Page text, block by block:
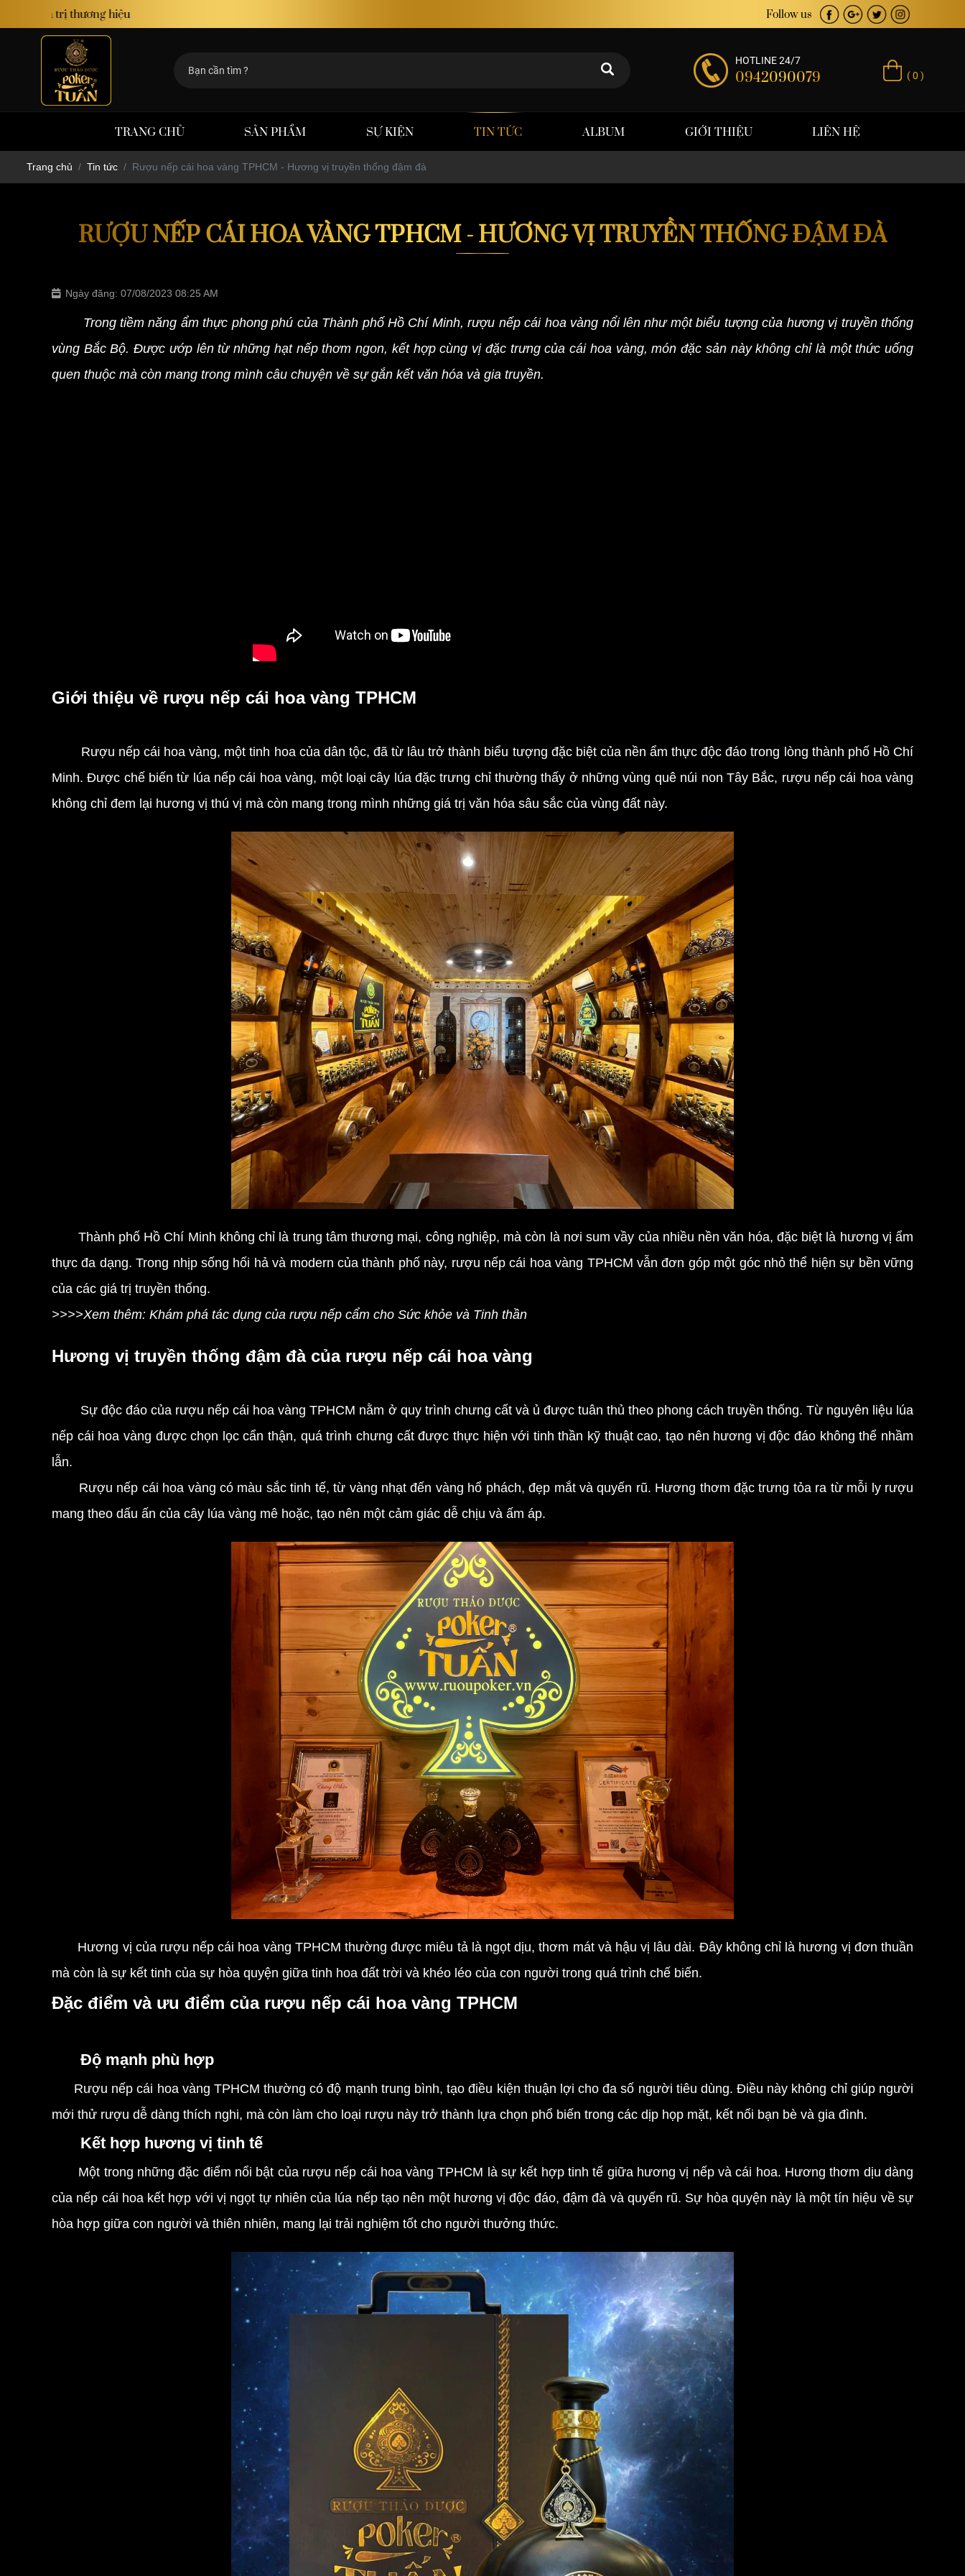
Follow us
HOTLINE 24/7
0942090079 ( 0 )
TRANG CHỦ SẢN PHẨM SỰ KIỆN TIN TỨC ALBUM GIỚI THIỆU LIÊN HỆ
Trang chủ Tin tức Rượu nếp cái hoa vàng TPHCM - Hương vị truyền thống đậm đà
RƯỢU NẾP CÁI HOA VÀNG TPHCM - HƯƠNG VỊ TRUYỀN THỐNG ĐẬM ĐÀ
Ngày đăng: 07/08/2023 08:25 AM
Trong tiềm năng ẩm thực phong phú của Thành phố Hồ Chí Minh,rượu nếp cáihoa vàng nổi lên như một biểu tượng của hương vị truyền thống
vùng Bắc Bộ. Được ướp lên từ những hạt nếp thơm ngon, kết hợp cùng vị đặc trưng của cái hoa vàng, món đặc sản này không chỉ là một thức uống
quen thuộc mà còn mang trong mình câu chuyện về sự gắn kết văn hóa và gia truyền.
Giới thiệu về rượu nếp cái hoa vàng TPHCM
Rượu nếp cái hoa vàng, một tinh hoa của dân tộc, đã từ lâu trở thành biểu tượng đặc biệt của nền ẩm thực độc đáo trong lòng thành phố Hồ Chí
Minh. Được chế biến từ lúa nếp cái hoa vàng, một loại cây lúa đặc trưng chỉ thường thấy ở những vùng quê núi non Tây Bắc, rượu nếp cái hoa vàng
không chỉ đem lại hương vị thú vị mà còn mang trong mình những giá trị văn hóa sâu sắc của vùng đất này.
Thành phố Hồ Chí Minh không chỉ là trung tâm thương mại, công nghiệp, mà còn là nơi sum vầy của nhiều nền văn hóa, đặc biệt là hương vị ẩm
thực đa dạng. Trong nhịp sống hối hả và modern của thành phố này, rượu nếp cái hoa vàng TPHCM vẫn đơn góp một góc nhỏ thể hiện sự bền vững
của các giá trị truyền thống.
>>>>Xem thêm: Khám phá tác dụng của rượu nếp cẩm cho Sức khỏe và Tinh thần
Hương vị truyền thống đậm đà của rượu nếp cái hoa vàng
Sự độc đáo của rượu nếp cái hoa vàng TPHCM nằm ở quy trình chưng cất và ủ được tuân thủ theo phong cách truyền thống. Từ nguyên liệu lúa
nếp cái hoa vàng được chọn lọc cẩn thận, quá trình chưng cất được thực hiện với tinh thần kỹ thuật cao, tạo nên hương vị độc đáo không thể nhầm
lẫn.
Rượu nếp cái hoa vàng có màu sắc tinh tế, từ vàng nhạt đến vàng hổ phách, đẹp mắt và quyến rũ. Hương thơm đặc trưng tỏa ra từ mỗi ly rượu
mang theo dấu ấn của cây lúa vàng mê hoặc, tạo nên một cảm giác dễ chịu và ấm áp.
Hương vị của rượu nếp cái hoa vàng TPHCM thường được miêu tả là ngọt dịu, thơm mát và hậu vị lâu dài. Đây không chỉ là hương vị đơn thuần
mà còn là sự kết tinh của sự hòa quyện giữa tinh hoa đất trời và khéo léo của con người trong quá trình chế biến.
Đặc điểm và ưu điểm của rượu nếp cái hoa vàng TPHCM
Độ mạnh phù hợp
Rượu nếp cái hoa vàng TPHCM thường có độ mạnh trung bình, tạo điều kiện thuận lợi cho đa số người tiêu dùng. Điều này không chỉ giúp người
mới thử rượu dễ dàng thích nghi, mà còn làm cho loại rượu này trở thành lựa chọn phổ biến trong các dịp họp mặt, kết nối bạn bè và gia đình.
Kết hợp hương vị tinh tế
Một trong những đặc điểm nổi bật của rượu nếp cái hoa vàng TPHCM là sự kết hợp tinh tế giữa hương vị nếp và cái hoa. Hương thơm dịu dàng
của nếp cái hoa kết hợp với vị ngọt tự nhiên của lúa nếp tạo nên một hương vị độc đáo, đậm đà và quyến rũ. Sự hòa quyện này là một tín hiệu về sự
hòa hợp giữa con người và thiên nhiên, mang lại trải nghiệm tốt cho người thưởng thức.